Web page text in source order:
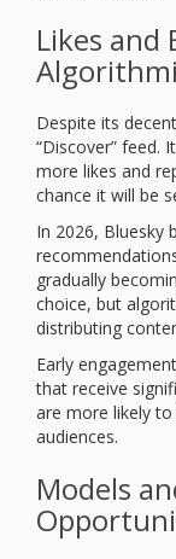
Likes and
Despite its
“Discover” feed.
more likes and
chance it will be
In 2026, Bluesky
gradually
choice, but
distributing
Early
that receive
are more likely
audiences.
Models